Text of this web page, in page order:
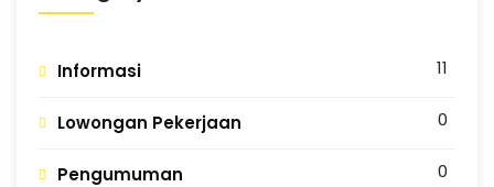
Informasi 11
Lowongan Pekerjaan 0
Pengumuman 0